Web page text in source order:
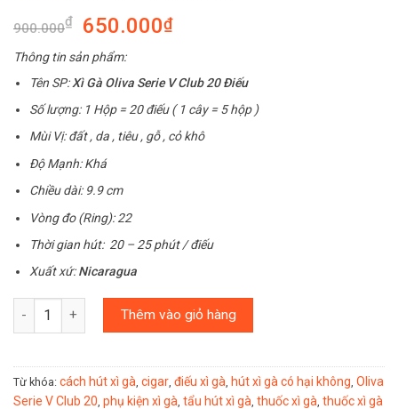
đánh giá
900.000₫ 650.000₫
Thông tin sản phẩm:
Tên SP:Xì Gà Oliva Serie V Club 20 Điếu
Số lượng: 1 Hộp = 20 điếu ( 1 cây = 5 hộp )
Mùi Vị: đất , da , tiêu , gỗ , cỏ khô
Độ Mạnh: Khá
Chiều dài: 9.9 cm
Vòng đo (Ring): 22
Thời gian hút: 20 – 25 phút / điếu
Xuất xứ:Nicaragua
Số lượng Thêm vào giỏ hàng
Từ khóa: cách hút xì gà cigar điếu xì gà hút xì gà có hại không Oliva
Serie V Club 20 phụ kiện xì gà tẩu hút xì gà thuốc xì gà thuốc xì gà